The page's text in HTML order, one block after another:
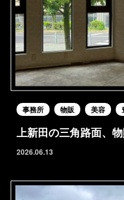
事務所 物販 美容
上新田の三角路面、
2026.06.13